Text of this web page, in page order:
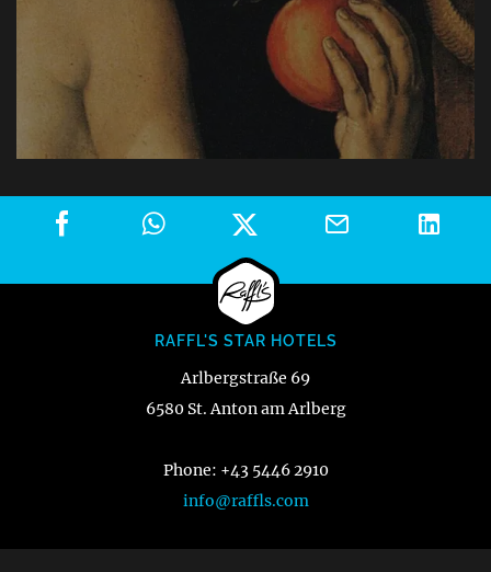
RAFFL'S STAR HOTELS
Arlbergstraße 69
6580 St. Anton am Arlberg
Phone: +43 5446 2910
info@raffls.com